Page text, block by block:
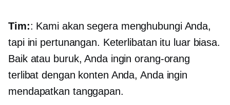
Tim:: Kami akan segera menghubungi Anda,
tapi ini pertunangan. Keterlibatan itu luar biasa.
Baik atau buruk, Anda ingin orang-orang
terlibat dengan konten Anda, Anda ingin
mendapatkan tanggapan.